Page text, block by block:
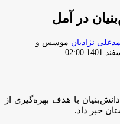
موسس و
راه اندازی ۴۰ شرکت دانش‌بنیان با هدف بهره‌گیری از
خبر داد.